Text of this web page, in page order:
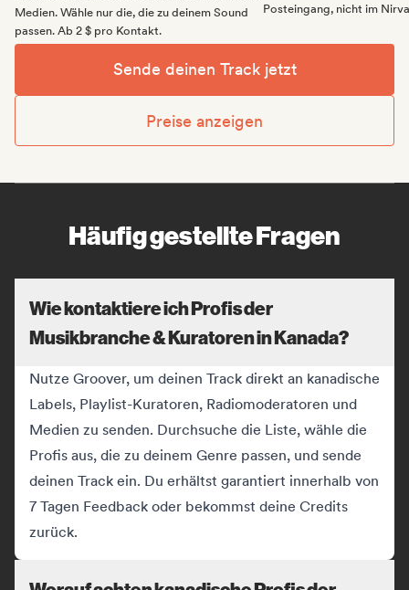
Medien. Wähle nur die, die zu deinem Sound
passen. Ab 2 $ pro Kontakt.
Posteingang, nicht im
Sende deinen Track jetzt
Preise anzeigen
Häufig gestellte Fragen
Wie kontaktiere ich Profis der
Musikbranche & Kuratoren in Kanada?
Nutze Groover, um deinen Track direkt an kanadische
Labels, Playlist-Kuratoren, Radiomoderatoren und
Medien zu senden. Durchsuche die Liste, wähle die
Profis aus, die zu deinem Genre passen, und sende
deinen Track ein. Du erhältst garantiert innerhalb von
7 Tagen Feedback oder bekommst deine Credits
zurück.